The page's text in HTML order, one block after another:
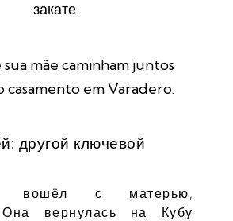
другой ключевой
вошёл с матерью,
Она вернулась на Кубу